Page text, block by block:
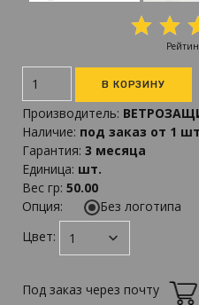
Производитель:
Наличие: под заказ от 1
Гарантия: 3 месяца
Единица: шт.
Вес гр: 50.00
Опция:
Без логотипа
Цвет:
Под заказ через почту